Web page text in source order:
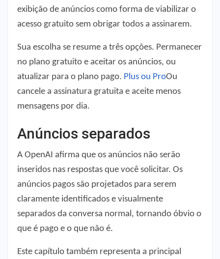
exibição de anúncios como forma de viabilizar o
acesso gratuito sem obrigar todos a assinarem.
Sua escolha se resume a três opções. Permanecer
no plano gratuito e aceitar os anúncios, ou
atualizar para o plano pago. Plus ou ProOu
cancele a assinatura gratuita e aceite menos
mensagens por dia.
Anúncios separados
A OpenAI afirma que os anúncios não serão
inseridos nas respostas que você solicitar. Os
anúncios pagos são projetados para serem
claramente identificados e visualmente
separados da conversa normal, tornando óbvio o
que é pago e o que não é.
Este capítulo também representa a principal